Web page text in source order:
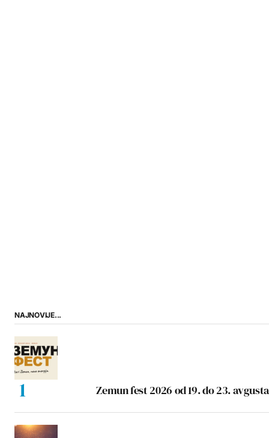
NAJNOVIJE...
Zemun fest 2026 od 19. do 23. avgusta